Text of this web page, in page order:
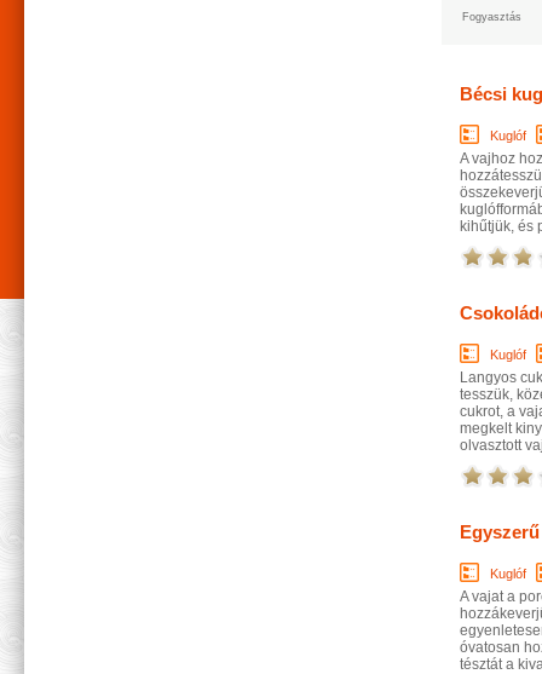
Fogyasztás
Bécsi
Kuglóf
A vajhoz
kihűtjük, és
Kuglóf
Langyos
tesszük,
cukrot, a
megkelt
olvasztott
Kuglóf
A vajat a
óvatosan
tésztát a